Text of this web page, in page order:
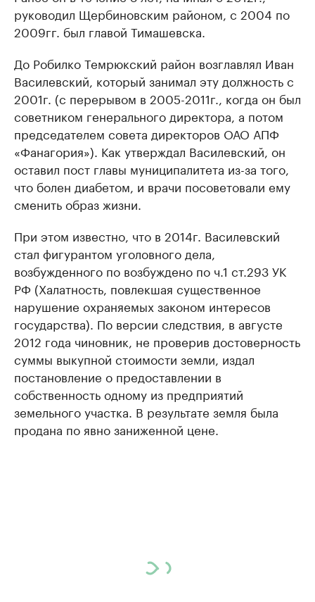
руководил Щербиновским районом, с 2004 по
2009гг. был главой Тимашевска.
До Робилко Темрюкский район возглавлял Иван
Василевский, который занимал эту должность с
2001г. (с перерывом в 2005-2011г., когда он был
советником генерального директора, а потом
председателем совета директоров ОАО АПФ
«Фанагория»). Как утверждал Василевский, он
оставил пост главы муниципалитета из-за того,
что болен диабетом, и врачи посоветовали ему
сменить образ жизни.
При этом известно, что в 2014г. Василевский
стал фигурантом уголовного дела,
возбужденного по возбуждено по ч.1 ст.293 УК
РФ (Халатность, повлекшая существенное
нарушение охраняемых законом интересов
государства). По версии следствия, в августе
2012 года чиновник, не проверив достоверность
суммы выкупной стоимости земли, издал
постановление о предоставлении в
собственность одному из предприятий
земельного участка. В результате земля была
продана по явно заниженной цене.